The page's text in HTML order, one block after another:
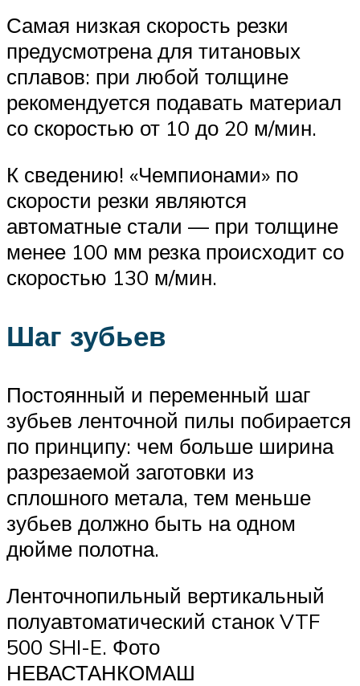
Самая низкая скорость резки
предусмотрена для титановых
сплавов: при любой толщине
рекомендуется подавать материал
со скоростью от 10 до 20 м/мин.
К сведению! «Чемпионами» по
скорости резки являются
автоматные стали — при толщине
менее 100 мм резка происходит со
скоростью 130 м/мин.
Шаг зубьев
Постоянный и переменный шаг
зубьев ленточной пилы побирается
по принципу: чем больше ширина
разрезаемой заготовки из
сплошного метала, тем меньше
зубьев должно быть на одном
дюйме полотна.
Ленточнопильный вертикальный
полуавтоматический станок VTF
500 SHI-E. Фото
НЕВАСТАНКОМАШ